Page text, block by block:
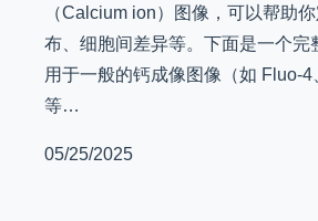
（Calcium ion）图像，可以帮助
布、细胞间差异等。下面是一个完
用于一般的钙成像图像（如 Fluo-
等…
05/25/2025